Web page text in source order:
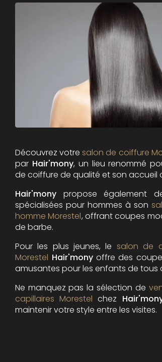
Découvrez votresalon de coiffure
par Hair'mony, un lieu renommé
de coiffure de qualité et son accueil
Hair'mony propose également
spécialisées pour hommes à son
homme Morestel, offrant coupes
de barbe.
Pour les plus jeunes, le salon de
Morestel Hair'monyoffre des
amusantes pour les enfants de tous
Ne manquez pas la sélection de
capillaires Morestel chez
maintenir votre style entre les visites.